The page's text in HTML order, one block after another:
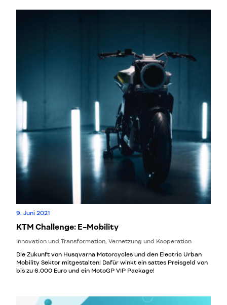
9. Juni 2021
KTM Challenge: E-Mobility
Innovation und Transformation, Vernetzung und Kooperation
Die Zukunft von Husqvarna Motorcycles und den Electric Urban
Mobility Sektor mitgestalten! Dafür winkt ein sattes Preisgeld von
bis zu 6.000 Euro und ein MotoGP VIP Package!